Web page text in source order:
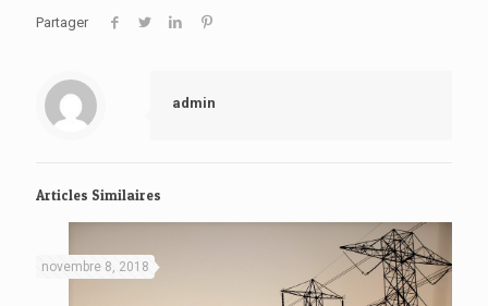
Partager
admin
Articles Similaires
novembre 8, 2018